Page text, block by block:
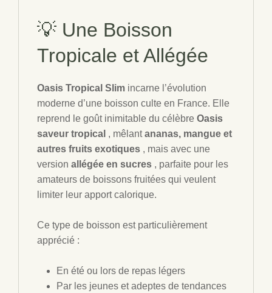
💡 Une Boisson
Tropicale et Allégée
Oasis Tropical Slim incarne l’évolution
moderne d’une boisson culte en France. Elle
reprend le goût inimitable du célèbre Oasis
saveur tropical , mêlantananas, mangue et
autres fruits exotiques , mais avec une
version allégée en sucres , parfaite pour les
amateurs de boissons fruitées qui veulent
limiter leur apport calorique.
Ce type de boisson est particulièrement
apprécié :
En été ou lors de repas légers
Par les jeunes et adeptes de tendances